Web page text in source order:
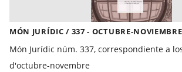
MÓN JURÍDIC / 337 - OCTUBRE-
Món Jurídic núm. 337, correspondiente a
d'octubre-novembre